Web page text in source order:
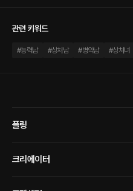
관련 키워드
#능력남 #상처남 #병약남 #상처녀
플링
크리에이터